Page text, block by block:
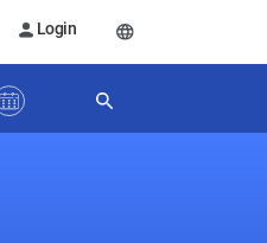
Login